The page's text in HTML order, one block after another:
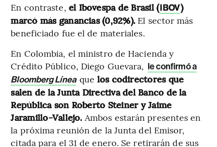
En contraste, el Ibovespa de Brasil (IBOV)
marcó más ganancias (0,92%). El sector más
beneficiado fue el de materiales.
En Colombia, el ministro de Hacienda y
Crédito Público, Diego Guevara, le confirmó a
Bloomberg Línea que los codirectores que
salen de la Junta Directiva del Banco de la
República son Roberto Steiner y Jaime
Jaramillo-Vallejo. Ambos estarán presentes en
la próxima reunión de la Junta del Emisor,
citada para el 31 de enero. Se retirarán de sus